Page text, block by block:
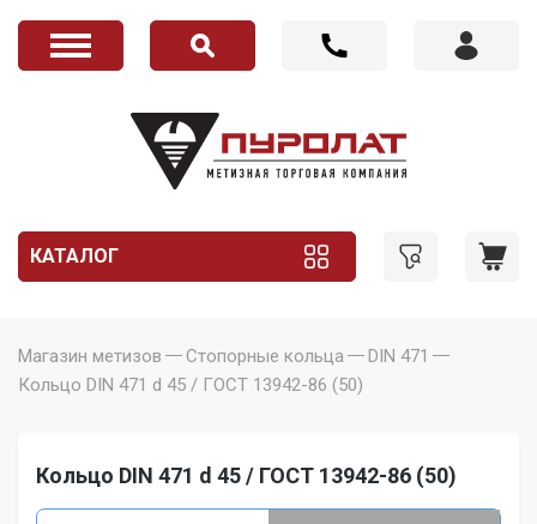
КАТАЛОГ
Магазин метизов Стопорные кольца
DIN 471
Кольцо DIN 471 d 45 / ГОСТ 13942-86 (50)
Кольцо DIN 471 d 45 / ГОСТ 13942-86 (50)